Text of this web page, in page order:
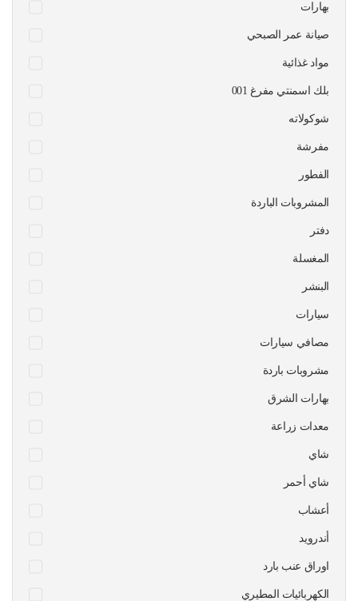
بهارات
صيانة عمر الصبحي
مواد غذائية
بلك اسمنتي مفرغ 001
شوكولاته
مفرشة
الفطور
المشروبات الباردة
دفتر
المغسلة
البنشر
سيارات
مصافي سيارات
مشروبات باردة
بهارات الشرق
معدات زراعة
شاي
شاي أحمر
أعشاب
أندرويد
اوراق عنب بارد
الكهربائيات المطيري